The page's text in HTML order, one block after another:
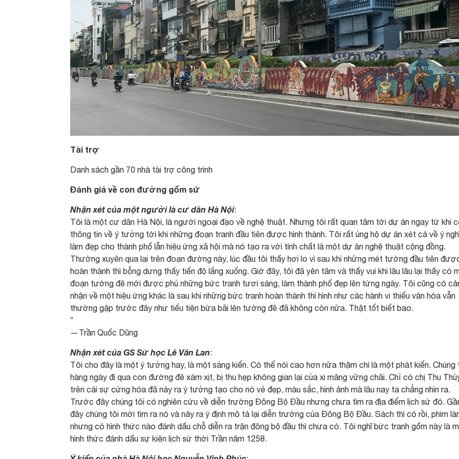
Tài trợ
Danh sách gần 70 nhà tài trợ công trình
Đánh giá về con đường gốm sứ
Nhận xét của một người là cư dân Hà Nội:
Tôi là một cư dân Hà Nội, là người ngoại đạo về nghệ thuật. Nhưng tôi rất quan tâm tới dự án ngay từ khi
thông tin về ý tưởng tới khi những đoạn tranh đầu tiên được hình thành. Tôi rất ủng hộ dự án xét cả về ý
làm đẹp cho thành phố lẫn hiệu ứng xã hội mà nó tạo ra với tính chất là một dự án nghệ thuật cộng đồng.
Thường xuyên qua lại trên đoạn đường này, lúc đầu tôi thấy hơi lo vì sau khi những mét tường đầu tiên
hoàn thành thì bỗng dưng thấy tiến độ lắng xuống. Giờ đây, tôi đã yên tâm và thấy vui khi lâu lâu lại thấy có
đoạn tường đê mới được phủ những bức tranh tươi sáng, làm thành phố đẹp lên từng ngày. Tôi cũng có
nhận về một hiệu ứng khác là sau khi những bức tranh hoàn thành thì hình như các hành vi thiếu văn hóa vẫn
thường gặp trước đây như tiểu tiện bừa bãi lên tường đê đã không còn nữa. Thật tốt biết bao.
”
— Trần Quốc Dũng
Nhận xét của GS Sử học Lê Văn Lan:
Tôi cho đây là một ý tưởng hay, là một sáng kiến. Có thể nói cao hơn nữa thậm chí là một phát kiến. Chúng
hàng ngày đi qua con đường đê xám xịt, bị thu hẹp không gian lại của xi măng vững chãi. Chỉ có chị Thu
trên cái sự cứng hóa đã nảy ra ý tưởng tạo cho nó vẻ đẹp, màu sắc, hình ảnh mà lâu nay ta chẳng nhìn ra.
Trước đây chúng tôi có nghiên cứu về diễn trường Đông Bộ Đầu nhưng chưa tìm ra địa điểm lịch sử đó.
đây chúng tôi mới tìm ra nó và nảy ra ý định mô tả lại diễn trường của Đông Bộ Đầu. Sách thì có rồi, phim
nhưng có hình thức nào đánh dấu chỗ diễn ra trận đông bộ đầu thì chưa có. Tôi nghĩ bức tranh gốm này là
hình thức đánh dấu sự kiện lịch sử thời Trần năm 1258.